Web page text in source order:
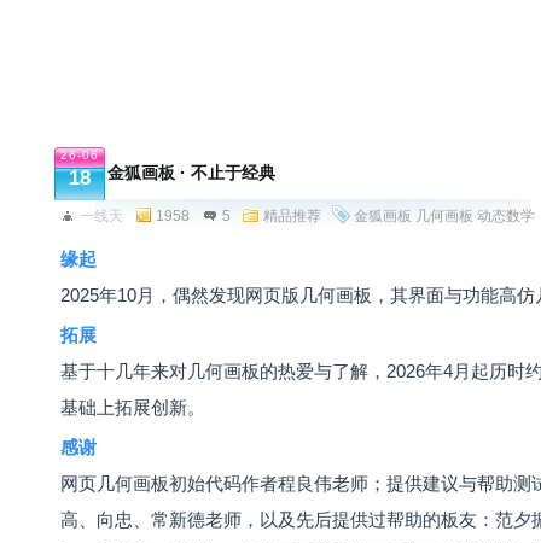
26-06
18 金狐画板 · 不止于经典
一线天 1958 5 精品推荐 金狐画板 几何画板 动态数学
缘起
2025年10月，偶然发现网页版几何画板，其界面与功能高仿
拓展
基于十几年来对几何画板的热爱与了解，2026年4月起历时
基础上拓展创新。
感谢
网页几何画板初始代码作者程良伟老师；提供建议与帮助测
高、向忠、常新德老师，以及先后提供过帮助的板友：范夕